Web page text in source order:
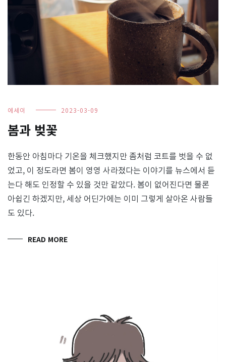
에세이 2023-03-09
봄과 벚꽃
한동안 아침마다 기온을 체크했지만 좀처럼 코트를 벗을 수 없
었고, 이 정도라면 봄이 영영 사라졌다는 이야기를 뉴스에서 듣
는다 해도 인정할 수 있을 것만 같았다. 봄이 없어진다면 물론
아쉽긴 하겠지만, 세상 어딘가에는 이미 그렇게 살아온 사람들
도 있다.
READ MORE